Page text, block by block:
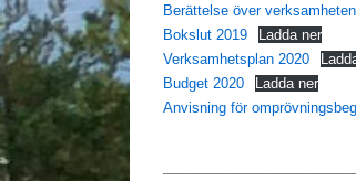
Berättelse över
Bokslut 2019
Ladda ner
Verksamhetsplan 2020
Budget 2020
Ladda ner
Anvisning för